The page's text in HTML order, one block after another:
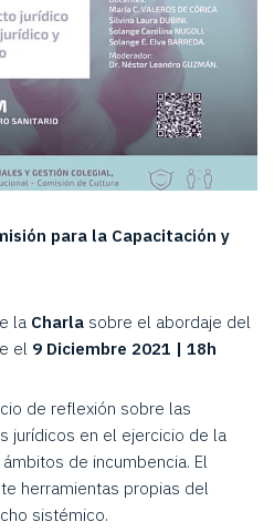
para la Capacitación y
la Charla sobre el abordaje del
el 9 Diciembre 2021 | 18h
de reflexión sobre las
jurídicos en el ejercicio de la
de incumbencia. El
herramientas propias del
sistémico.